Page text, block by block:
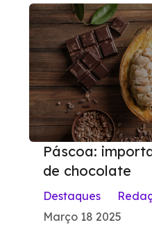
Páscoa:
de chocolate
Destaques
Março 18 2025